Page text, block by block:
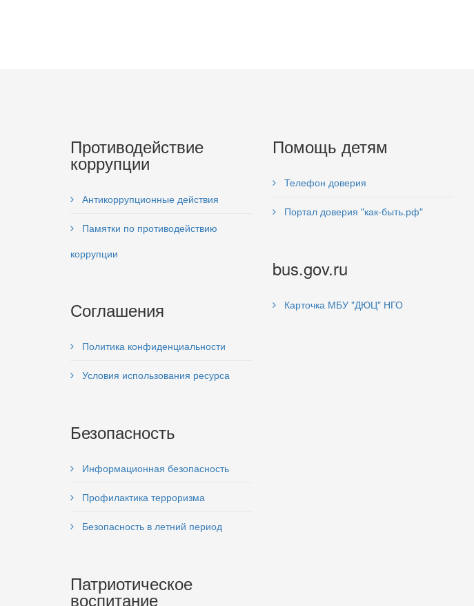
Противодействие
коррупции
Антикоррупционные действия
Памятки по противодействию
коррупции
Соглашения
Политика конфиденциальности
Условия использования ресурса
Безопасность
Информационная безопасность
Профилактика терроризма
Безопасность в летний период
Патриотическое
воспитание
Помощь детям
Телефон доверия
Портал доверия "как-быть.рф"
bus.gov.ru
Карточка МБУ "ДЮЦ" НГО